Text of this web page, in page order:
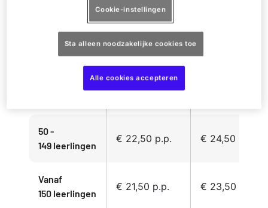
deelnemers
Schoolgroepen
2026
dagen van tevoren
€ 24,50 p.p.
50 -
149 leerlingen
€ 22,50 p.p. € 24,50 p.P.
Vanaf
150 leerlingen
€ 21,50 p.p. € 23,50 p.P.
Cookie-instellingen
Sta alleen noodzakelijke cookies toe
Alle cookies accepteren